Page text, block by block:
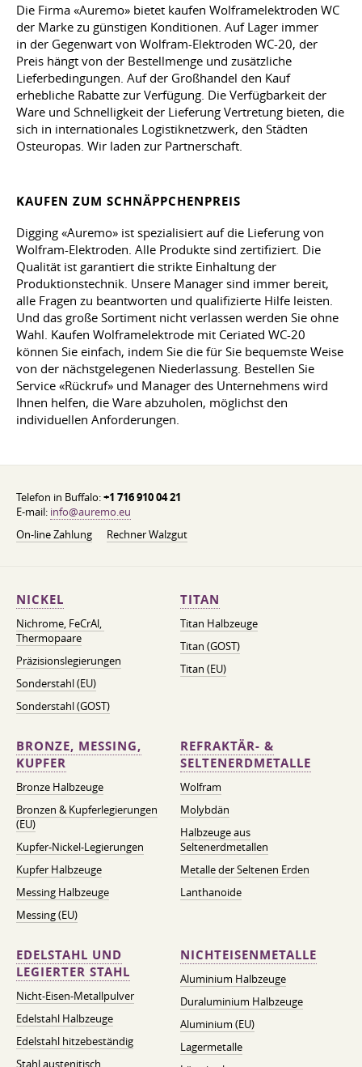
Die Firma «Auremo» bietet kaufen Wolframelektroden WC
der Marke zu günstigen Konditionen. Auf Lager immer
in der Gegenwart von Wolfram-Elektroden WC-20, der
Preis hängt von der Bestellmenge und zusätzliche
Lieferbedingungen. Auf der Großhandel den Kauf
erhebliche Rabatte zur Verfügung. Die Verfügbarkeit der
Ware und Schnelligkeit der Lieferung Vertretung bieten, die
sich in internationales Logistiknetzwerk, den Städten
Osteuropas. Wir laden zur Partnerschaft.
KAUFEN ZUM SCHNÄPPCHENPREIS
Digging «Auremo» ist spezialisiert auf die Lieferung von
Wolfram-Elektroden. Alle Produkte sind zertifiziert. Die
Qualität ist garantiert die strikte Einhaltung der
Produktionstechnik. Unsere Manager sind immer bereit,
alle Fragen zu beantworten und qualifizierte Hilfe leisten.
Und das große Sortiment nicht verlassen werden Sie ohne
Wahl. Kaufen Wolframelektrode mit Ceriated WC-20
können Sie einfach, indem Sie die für Sie bequemste Weise
von der nächstgelegenen Niederlassung. Bestellen Sie
Service «Rückruf» und Manager des Unternehmens wird
Ihnen helfen, die Ware abzuholen, möglichst den
individuellen Anforderungen.
Telefon in Buffalo:+1 716 910 04 21
E-mail: info@auremo.eu
On-line Zahlung
Rechner Walzgut
NICKEL
Nichrome, FeСrAl, ​​
Thermopaare
Präzisionslegierungen
Sonderstahl (EU)
Sonderstahl (GOST)
TITAN
Titan Halbzeuge
Titan (GOST)
Titan (EU)
BRONZE, MESSING,
KUPFER
Bronze Halbzeuge
Bronzen & Kupferlegierungen
(EU)
Kupfer-Nickel-Legierungen
Kupfer Halbzeuge
Messing Halbzeuge
Messing (EU)
REFRAKTÄR- &
SELTENERDMETALLE
Wolfram
Molybdän
Halbzeuge aus
Seltenerdmetallen
Metalle der Seltenen Erden
Lanthanoide
EDELSTAHL UND
LEGIERTER STAHL
Nicht-Eisen-Metallpulver
Edelstahl Halbzeuge
Edelstahl hitzebeständig
Stahl austenitisch
NICHTEISENMETALLE
Aluminium Halbzeuge
Duraluminium Halbzeuge
Aluminium (EU)
Lagermetalle